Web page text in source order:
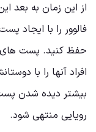
از این زمان به بعد
فالوور را با ایجاد
حفظ کنید. پست های
افراد آنها را با
بیشتر دیده شدن
رویایی منتهی شود.